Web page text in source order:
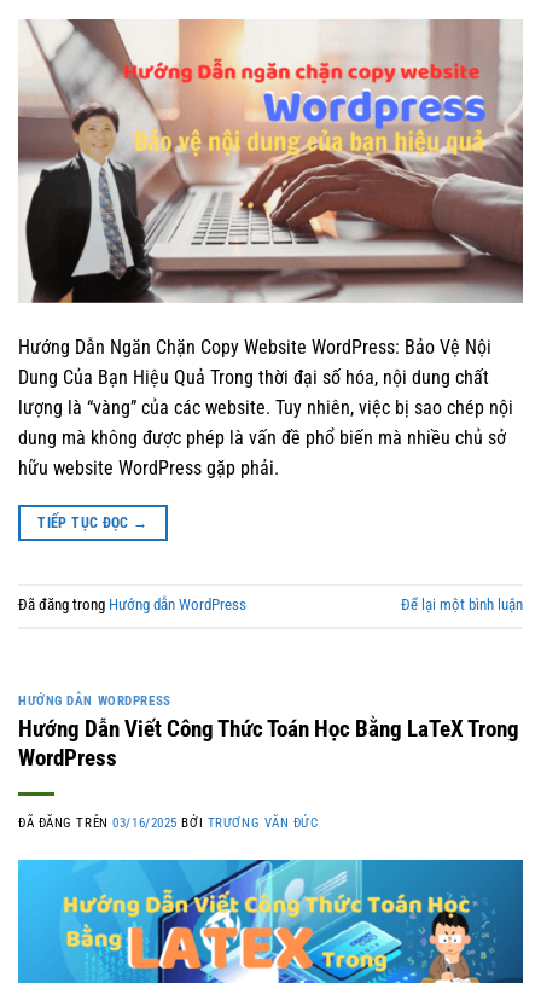
Hướng Dẫn Ngăn Chặn Copy Website WordPress: Bảo Vệ Nội
Dung Của Bạn Hiệu Quả Trong thời đại số hóa, nội dung chất
lượng là “vàng” của các website. Tuy nhiên, việc bị sao chép nội
dung mà không được phép là vấn đề phổ biến mà nhiều chủ sở
hữu website WordPress gặp phải.
TIẾP TỤC ĐỌC →
Đã đăng trong Hướng dẫn WordPress Để lại một bình luận
HƯỚNG DẪN WORDPRESS
Hướng Dẫn Viết Công Thức Toán Học Bằng LaTeX Trong
WordPress
ĐÃ ĐĂNG TRÊN03/16/2025 BỞI TRƯƠNG VĂN ĐỨC